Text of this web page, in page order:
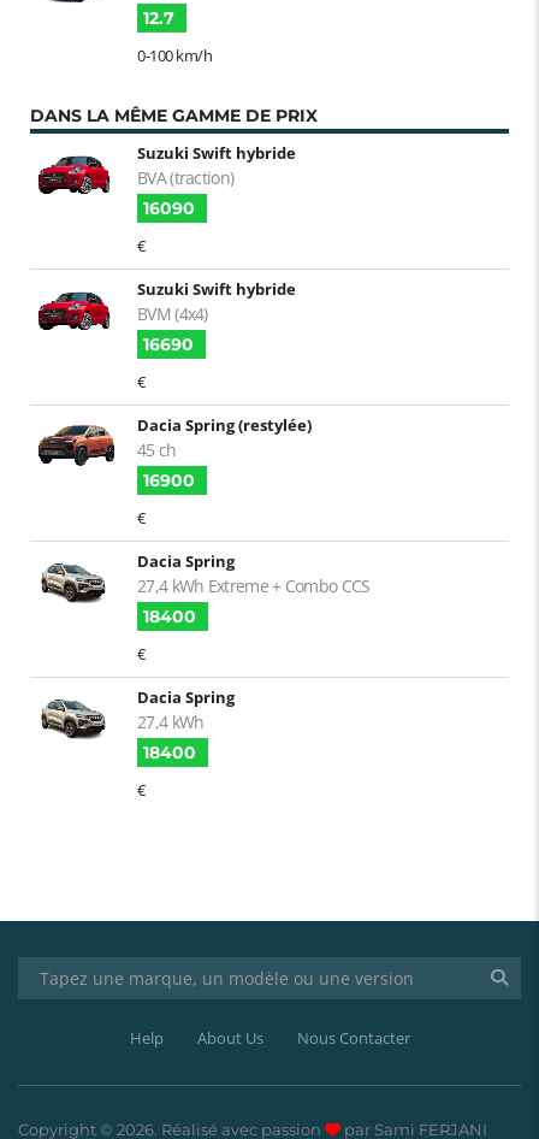
12.7
0-100 km/h
DANS LA MÊME GAMME DE PRIX
Suzuki Swift hybride
BVA (traction)
16090
€
Suzuki Swift hybride
BVM (4x4)
16690
€
Dacia Spring (restylée)
45 ch
16900
€
Dacia Spring
27,4 kWh Extreme + Combo CCS
18400
€
Dacia Spring
27,4 kWh
18400
€
Help About Us Nous Contacter
Copyright © 2026. Réalisé avec passion par Sami FERJANI